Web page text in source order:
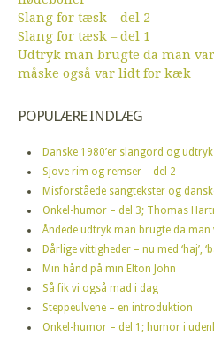
Slang for tæsk – del 2
Slang for tæsk – del 1
Udtryk man brugte da man
måske også var lidt for kæk
POPULÆRE INDLÆG
Danske 1980’er slangord og udtryk
Sjove rim og remser – del 2
Misforståede sangtekster og
Onkel-humor – del 3; Thomas
Åndede udtryk man brugte da man
Dårlige vittigheder – nu med ‘haj’,
Min hånd på min Elton John
Så fik vi også mad i dag
Steppeulvene – en introduktion
Onkel-humor – del 1; humor i